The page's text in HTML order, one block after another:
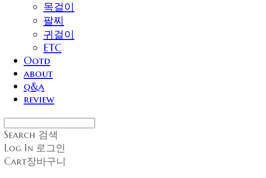
목걸이
팔찌
귀걸이
ETC
Ootd
about
q&a
review
Search 검색
Log In 로그인
Cart장바구니